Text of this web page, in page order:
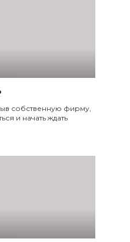
собственную фирму,
и начать ждать